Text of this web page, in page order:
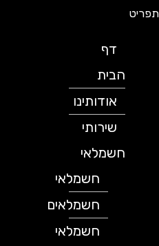
הבית
אודותינו
שירותי
חשמלאי
חשמלאי
חשמלאים
חשמלאי